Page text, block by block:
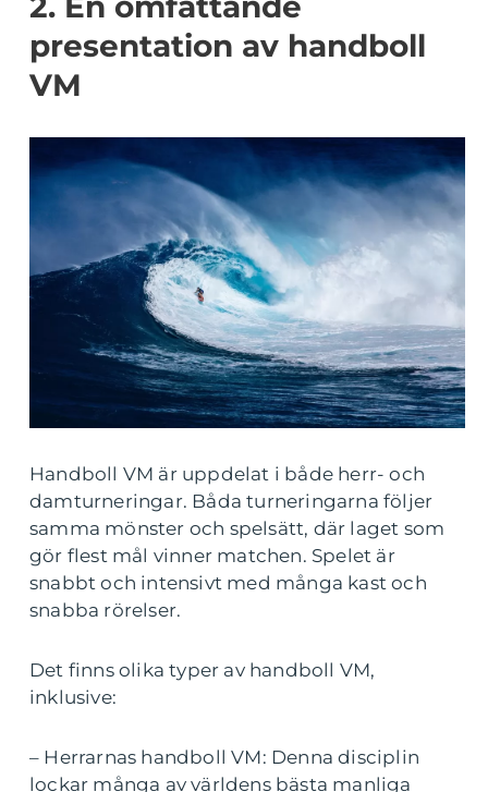
presentation av handboll
VM
Handboll VM är uppdelat i både herr- och
damturneringar. Båda turneringarna följer
samma mönster och spelsätt, där laget som
gör flest mål vinner matchen. Spelet är
snabbt och intensivt med många kast och
snabba rörelser.
Det finns olika typer av handboll VM,
inklusive:
– Herrarnas handboll VM: Denna disciplin
lockar många av världens bästa manliga